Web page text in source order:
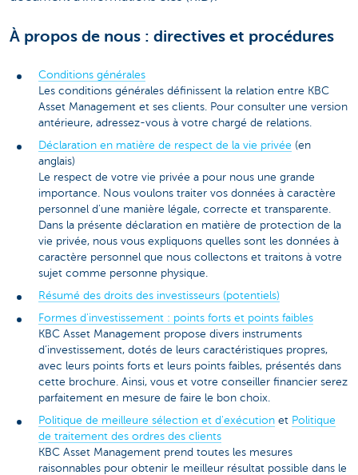
À propos de nous : directives et procédures
Conditions générales
Les conditions générales définissent la relation entre KBC
Asset Management et ses clients. Pour consulter une version
antérieure, adressez-vous à votre chargé de relations.
Déclaration en matière de respect de la vie privée (en
anglais)
Le respect de votre vie privée a pour nous une grande
importance. Nous voulons traiter vos données à caractère
personnel d'une manière légale, correcte et transparente.
Dans la présente déclaration en matière de protection de la
vie privée, nous vous expliquons quelles sont les données à
caractère personnel que nous collectons et traitons à votre
sujet comme personne physique.
Résumé des droits des investisseurs (potentiels)
Formes d'investissement : points forts et points faibles
KBC Asset Management propose divers instruments
d’investissement, dotés de leurs caractéristiques propres,
avec leurs points forts et leurs points faibles, présentés dans
cette brochure. Ainsi, vous et votre conseiller financier serez
parfaitement en mesure de faire le bon choix.
Politique de meilleure sélection et d'exécution et Politique
de traitement des ordres des clients
KBC Asset Management prend toutes les mesures
raisonnables pour obtenir le meilleur résultat possible dans le